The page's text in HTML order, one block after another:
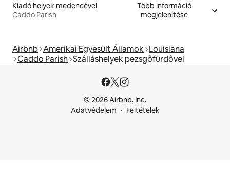
Kiadó helyek medencével
Caddo Parish
Több információ
megjelenítése
Airbnb Amerikai Egyesült Államok Louisiana
Caddo Parish Szálláshelyek pezsgőfürdővel
© 2026 Airbnb, Inc.
Adatvédelem
Feltételek